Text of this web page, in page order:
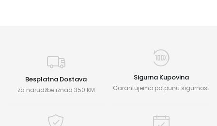
Besplatna Dostava
za narudžbe iznad 350 KM
Sigurna Kupovina
Garantujemo potpunu sigurnost